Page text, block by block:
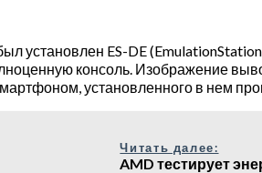
установлен ES-DE
консоль. Изображение
установленного в нем
Читать далее:
AMD тестирует